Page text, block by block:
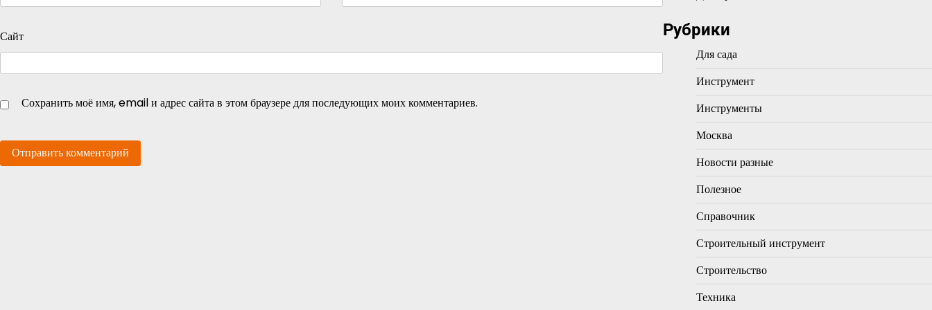
Сайт
Сохранить моё имя, email и адрес сайта в этом браузере для последующих моих комментариев.
Рубрики
Для сада
Инструмент
Инструменты
Москва
Новости разные
Полезное
Справочник
Строительный инструмент
Строительство
Техника